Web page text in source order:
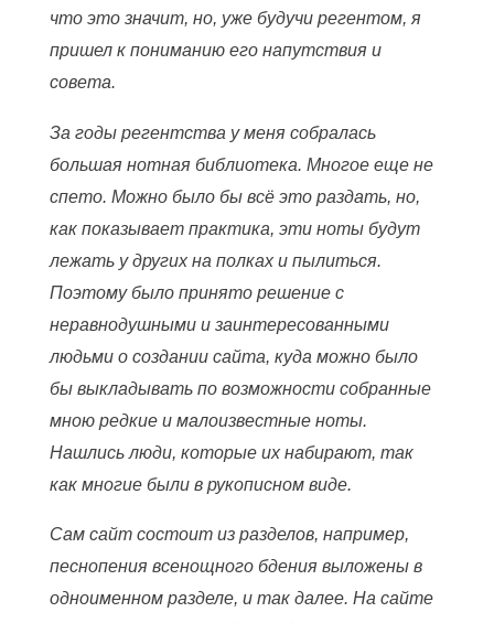
что это значит, но, уже будучи регентом, я
пришел к пониманию его напутствия и
совета.
За годы регентства у меня собралась
большая нотная библиотека. Многое еще не
спето. Можно было бы всё это раздать, но,
как показывает практика, эти ноты будут
лежать у других на полках и пылиться.
Поэтому было принято решение с
неравнодушными и заинтересованными
людьми о создании сайта, куда можно было
бы выкладывать по возможности собранные
мною редкие и малоизвестные ноты.
Нашлись люди, которые их набирают, так
как многие были в рукописном виде.
Сам сайт состоит из разделов, например,
песнопения всенощного бдения выложены в
одноименном разделе, и так далее. На сайте